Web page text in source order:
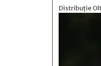
Distribuție